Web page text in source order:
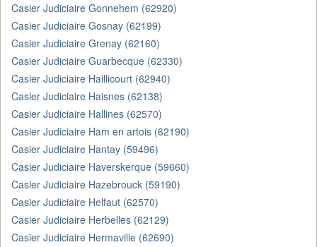
Casier Judiciaire Gonnehem (62920)
Casier Judiciaire Gosnay (62199)
Casier Judiciaire Grenay (62160)
Casier Judiciaire Guarbecque (62330)
Casier Judiciaire Haillicourt (62940)
Casier Judiciaire Haisnes (62138)
Casier Judiciaire Hallines (62570)
Casier Judiciaire Ham en artois (62190)
Casier Judiciaire Hantay (59496)
Casier Judiciaire Haverskerque (59660)
Casier Judiciaire Hazebrouck (59190)
Casier Judiciaire Helfaut (62570)
Casier Judiciaire Herbelles (62129)
Casier Judiciaire Hermaville (62690)